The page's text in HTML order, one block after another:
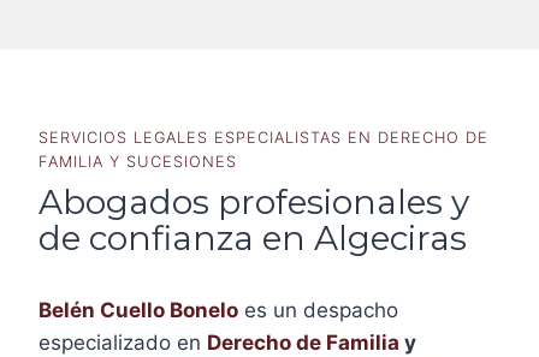
SERVICIOS LEGALES ESPECIALISTAS EN DERECHO DE
FAMILIA Y SUCESIONES
Abogados profesionales y
de confianza en Algeciras
Belén Cuello Bonelo es un despacho
especializado en Derecho de Familia y